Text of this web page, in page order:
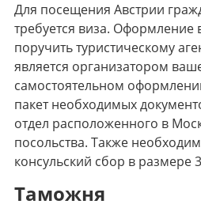
Для посещения Австрии
требуется виза. Оформление
поручить туристическому
является организатором
самостоятельном
пакет необходимых
отдел расположенного в
посольства. Также
консульский сбор в размере
Таможня